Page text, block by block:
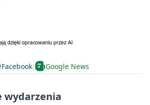
Facebook Google News
wydarzenia